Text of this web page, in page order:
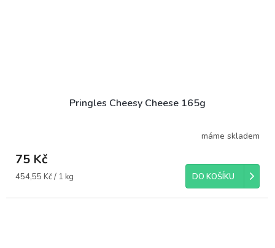
Pringles Cheesy Cheese 165g
máme skladem
75 Kč
Měrná
454,55 Kč / 1 kg DO KOŠÍKU